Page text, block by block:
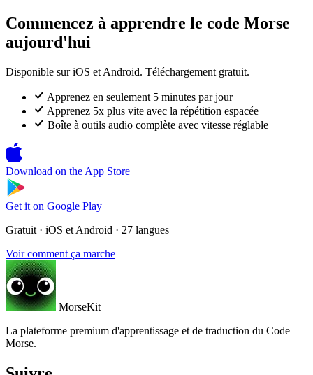
Commencez à apprendre le code Morse
aujourd'hui
Disponible sur iOS et Android. Téléchargement gratuit.
Apprenez en seulement 5 minutes par jour
Apprenez 5x plus vite avec la répétition espacée
Boîte à outils audio complète avec vitesse réglable
Download on the App Store
Get it on Google Play
Gratuit · iOS et Android · 27 langues
Voir comment ça marche
MorseKit
La plateforme premium d'apprentissage et de traduction du Code
Morse.